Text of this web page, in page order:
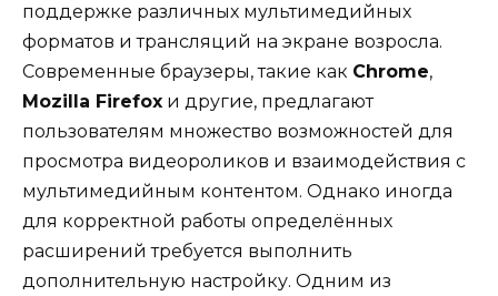
поддержке различных мультимедийных
форматов и трансляций на экране возросла.
Современные браузеры, такие как Chrome,
Mozilla Firefox и другие, предлагают
пользователям множество возможностей для
просмотра видеороликов и взаимодействия с
мультимедийным контентом. Однако иногда
для корректной работы определённых
расширений требуется выполнить
дополнительную настройку. Одним из